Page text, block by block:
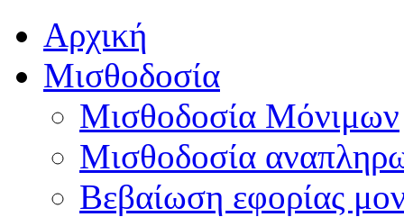
Αρχική
Μισθοδοσία
Μισθοδοσία Μόνιμων
Μισθοδοσία
Βεβαίωση εφορίας